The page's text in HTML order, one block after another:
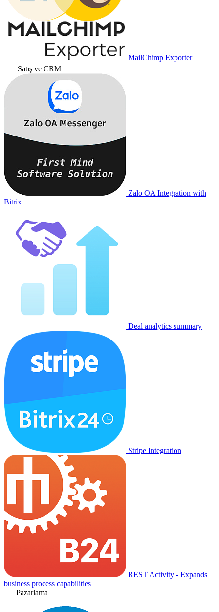
MailChimp Exporter
Satış ve CRM
Zalo OA Integration with
Bitrix
Deal analytics summary
Stripe Integration
REST Activity - Expands
business process capabilities
Pazarlama